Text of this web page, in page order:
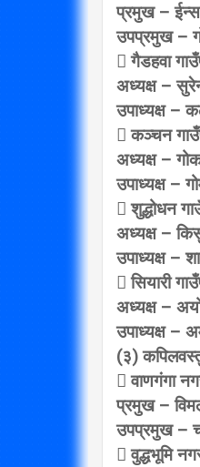
प्रमुख –
उपप्रमुख –
 गैडहवा
अध्यक्ष –
उपाध्यक्ष –
 कञ्चन
अध्यक्ष –
उपाध्यक्ष –
 शुद्धोधन
अध्यक्ष –
उपाध्यक्ष –
 सियारी
अध्यक्ष –
उपाध्यक्ष –
(३)
 वाणगंगा
प्रमुख –
उपप्रमुख –
 वुद्धभूमि